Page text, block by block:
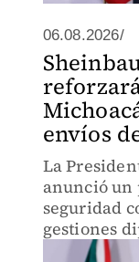
06.08.2026/
envíos
La
anunció un
seguridad
gestiones
inspección